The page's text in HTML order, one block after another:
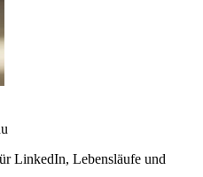
LinkedIn, Lebensläufe und